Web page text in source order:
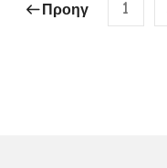
Προηγ 1